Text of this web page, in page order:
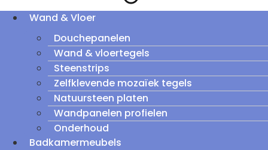
Wand & Vloer
Douchepanelen
Wand & vloertegels
Steenstrips
Zelfklevende mozaïek tegels
Natuursteen platen
Wandpanelen profielen
Onderhoud
Badkamermeubels